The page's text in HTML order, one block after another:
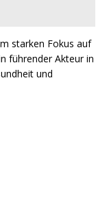
starken Fokus auf
führender Akteur in
und